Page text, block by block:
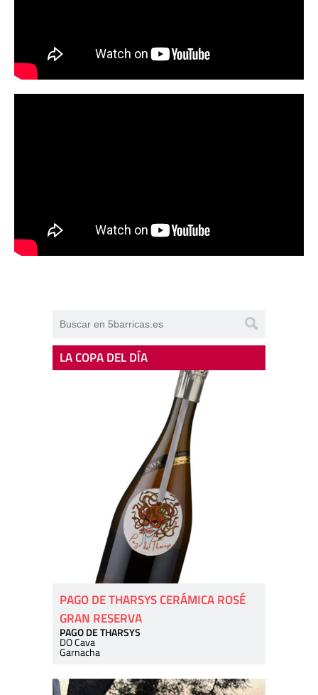
LA COPA DEL DÍA
PAGO DE THARSYS CERÁMICA ROSÉ
GRAN RESERVA
PAGO DE THARSYS
DO Cava
Garnacha